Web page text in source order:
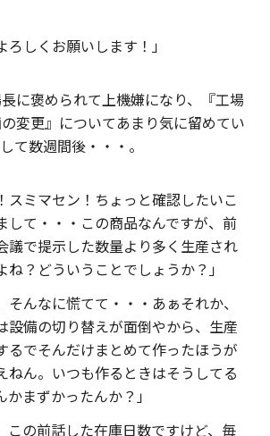
ろしくお願いします！」
に褒められて上機嫌になり、『工場
変更』についてあまり気に留めてい
て数週間後・・・。
スミマセン！ちょっと確認したいこ
して・・・この商品なんですが、前
議で提示した数量より多く生産され
ね？どういうことでしょうか？」
そんなに慌てて・・・あぁそれか、
設備の切り替えが面倒やから、生産
るでそんだけまとめて作ったほうが
ねん。いつも作るときはそうしてる
かまずかったんか？」
この前話した在庫日数ですけど、毎